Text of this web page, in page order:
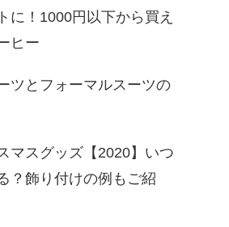
に！1000円以下から買え
ヒー
ツとフォーマルスーツの
マスグッズ【2020】いつ
？飾り付けの例もご紹